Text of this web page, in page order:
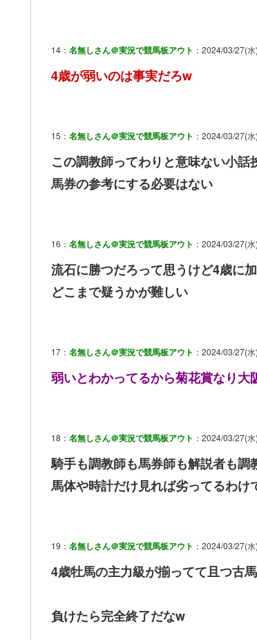
14： 名無しさん＠実況で競馬板アウト ：2024/03/27(
4歳が弱いのは事実だろw
15： 名無しさん＠実況で競馬板アウト ：2024/03/27(
この調教師ってわりと意味ない小話
馬券の参考にする必要はない
16： 名無しさん＠実況で競馬板アウト ：2024/03/27(
流石に勝つだろって思うけど4歳に
どこまで疑うかが難しい
17： 名無しさん＠実況で競馬板アウト ：2024/03/27(
弱いとわかってるから菊花賞なり
18： 名無しさん＠実況で競馬板アウト ：2024/03/27(
騎手も調教師も馬券師も解説者も
馬体や時計だけ見れば劣ってるわ
19： 名無しさん＠実況で競馬板アウト ：2024/03/27(
4歳牡馬の主力級が揃ってて且つ古
負けたら完全終了だなw